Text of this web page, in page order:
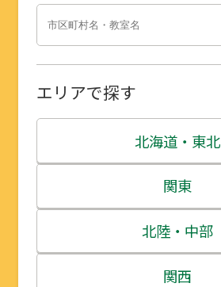
エリアで探す
北海道・東北
北海道
青森県
岩手県
関東
茨城県
栃木県
北陸・中部
新潟県
関西